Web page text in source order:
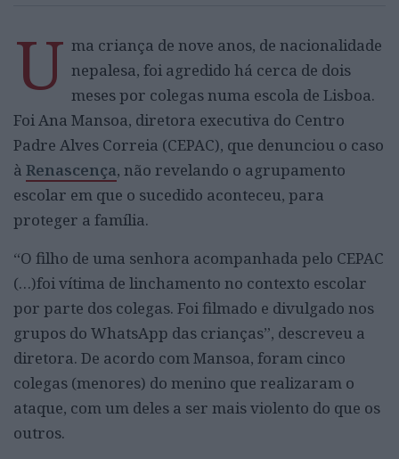
U ma criança de nove anos, de nacionalidade
nepalesa, foi agredido há cerca de dois
meses por colegas numa escola de Lisboa.
Foi Ana Mansoa, diretora executiva do Centro
Padre Alves Correia (CEPAC), que denunciou o caso
à Renascença, não revelando o agrupamento
escolar em que o sucedido aconteceu, para
proteger a família.
“O filho de uma senhora acompanhada pelo CEPAC
(…)foi vítima de linchamento no contexto escolar
por parte dos colegas. Foi filmado e divulgado nos
grupos do WhatsApp das crianças”, descreveu a
diretora. De acordo com Mansoa, foram cinco
colegas (menores) do menino que realizaram o
ataque, com um deles a ser mais violento do que os
outros.